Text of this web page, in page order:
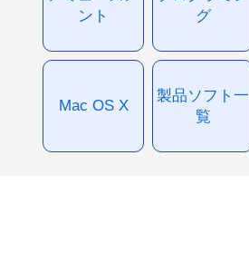
ント
グ
Mac OS X
製品ソフト一
覧